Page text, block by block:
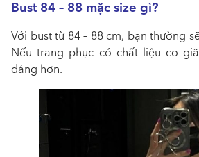
Bust 84 – 88 mặc size gì?
Với bust từ 84 – 88 cm, bạn thường
Nếu trang phục có chất liệu co
dáng hơn.